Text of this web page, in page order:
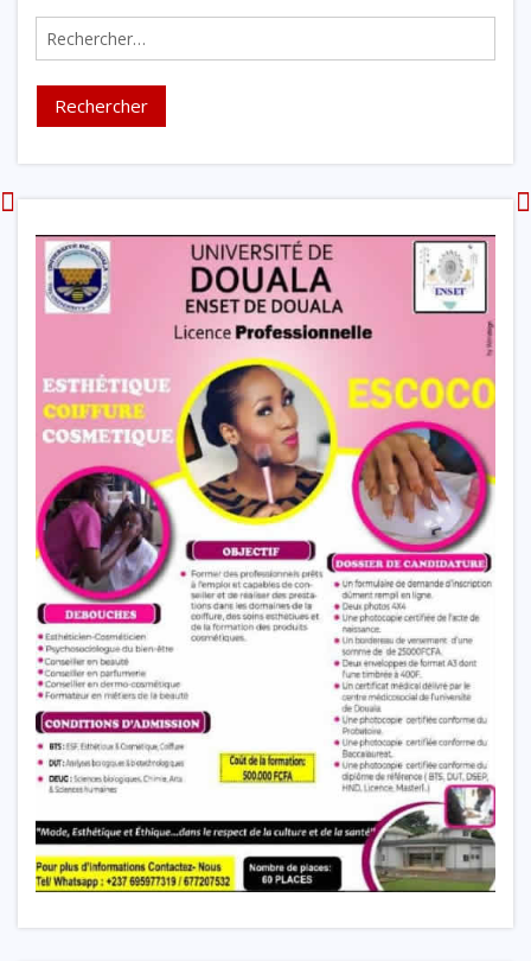
Rechercher :